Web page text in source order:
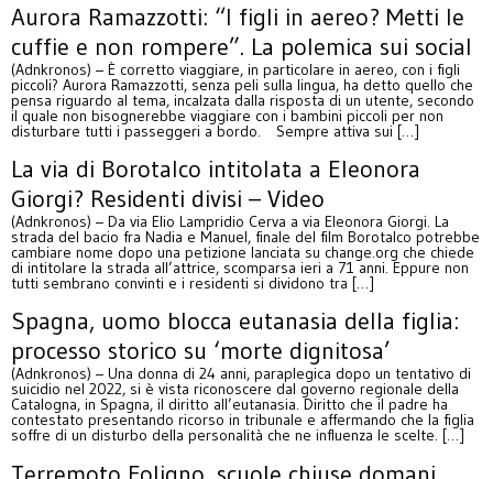
Aurora Ramazzotti: “I figli in aereo? Metti le
cuffie e non rompere”. La polemica sui social
(Adnkronos) – È corretto viaggiare, in particolare in aereo, con i figli
piccoli? Aurora Ramazzotti, senza peli sulla lingua, ha detto quello che
pensa riguardo al tema, incalzata dalla risposta di un utente, secondo
il quale non bisognerebbe viaggiare con i bambini piccoli per non
disturbare tutti i passeggeri a bordo. Sempre attiva sui […]
La via di Borotalco intitolata a Eleonora
Giorgi? Residenti divisi – Video
(Adnkronos) – Da via Elio Lampridio Cerva a via Eleonora Giorgi. La
strada del bacio fra Nadia e Manuel, finale del film Borotalco potrebbe
cambiare nome dopo una petizione lanciata su change.org che chiede
di intitolare la strada all’attrice, scomparsa ieri a 71 anni. Eppure non
tutti sembrano convinti e i residenti si dividono tra […]
Spagna, uomo blocca eutanasia della figlia:
processo storico su ‘morte dignitosa’
(Adnkronos) – Una donna di 24 anni, paraplegica dopo un tentativo di
suicidio nel 2022, si è vista riconoscere dal governo regionale della
Catalogna, in Spagna, il diritto all’eutanasia. Diritto che il padre ha
contestato presentando ricorso in tribunale e affermando che la figlia
soffre di un disturbo della personalità che ne influenza le scelte. […]